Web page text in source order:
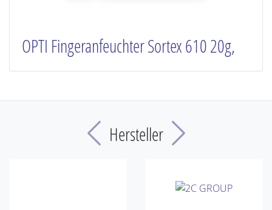
OPTI Fingeranfeuchter Sortex 610 20g,
Previous
Hersteller